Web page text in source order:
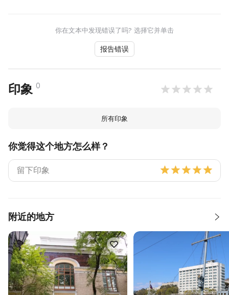
你在文本中发现错误了吗? 选择它并单击
报告错误
印象 0
所有印象
你觉得这个地方怎么样？
附近的地方